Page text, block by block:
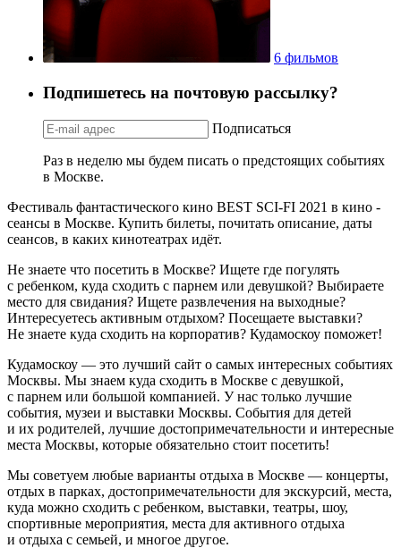
6 фильмов
Подпишетесь на почтовую рассылку?
Подписаться
Раз в неделю мы будем писать о предстоящих событиях
в Москве.
Фестиваль фантастического кино BEST SCI-FI 2021 в кино -
сеансы в Москве. Купить билеты, почитать описание, даты
сеансов, в каких кинотеатрах идёт.
Не знаете что посетить в Москве? Ищете где погулять
с ребенком, куда сходить с парнем или девушкой? Выбираете
место для свидания? Ищете развлечения на выходные?
Интересуетесь активным отдыхом? Посещаете выставки?
Не знаете куда сходить на корпоратив? Кудамоскоу поможет!
Кудамоскоу — это лучший сайт о самых интересных событиях
Москвы. Мы знаем куда сходить в Москве с девушкой,
с парнем или большой компанией. У нас только лучшие
события, музеи и выставки Москвы. События для детей
и их родителей, лучшие достопримечательности и интересные
места Москвы, которые обязательно стоит посетить!
Мы советуем любые варианты отдыха в Москве — концерты,
отдых в парках, достопримечательности для экскурсий, места,
куда можно сходить с ребенком, выставки, театры, шоу,
спортивные мероприятия, места для активного отдыха
и отдыха с семьей, и многое другое.